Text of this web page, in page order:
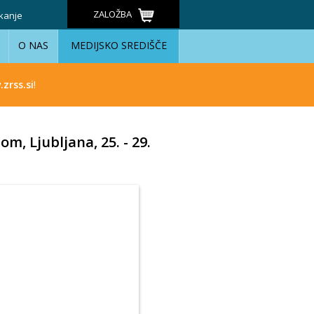
ZALOŽBA
O NAS MEDIJSKO SREDIŠČE
!
Ljubljana, 25. - 29.